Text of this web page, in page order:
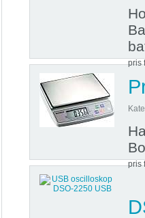
pris
pris